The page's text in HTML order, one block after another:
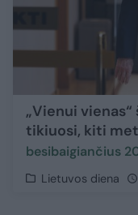
„Vienui
tikiuosi, kiti
besibaigiančius
Lietuvos diena